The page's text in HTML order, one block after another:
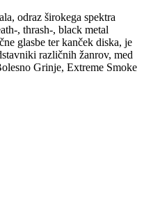
odraz širokega spektra
, thrash-, black metal
glasbe ter kanček diska, je
različnih žanrov, med
Grinje, Extreme Smoke